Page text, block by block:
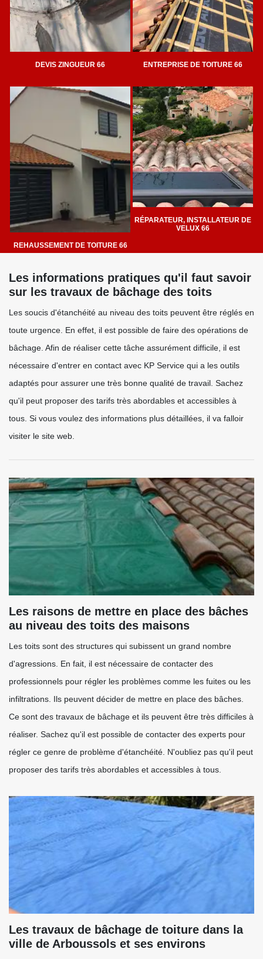
DEVIS ZINGUEUR 66 ENTREPRISE DE TOITURE 66
REHAUSSEMENT DE TOITURE 66
RÉPARATEUR, INSTALLATEUR DE
VELUX 66
Les informations pratiques qu'il faut savoir
sur les travaux de bâchage des toits
Les soucis d'étanchéité au niveau des toits peuvent être réglés en
toute urgence. En effet, il est possible de faire des opérations de
bâchage. Afin de réaliser cette tâche assurément difficile, il est
nécessaire d'entrer en contact avec KP Service qui a les outils
adaptés pour assurer une très bonne qualité de travail. Sachez
qu'il peut proposer des tarifs très abordables et accessibles à
tous. Si vous voulez des informations plus détaillées, il va falloir
visiter le site web.
Les raisons de mettre en place des bâches
au niveau des toits des maisons
Les toits sont des structures qui subissent un grand nombre
d'agressions. En fait, il est nécessaire de contacter des
professionnels pour régler les problèmes comme les fuites ou les
infiltrations. Ils peuvent décider de mettre en place des bâches.
Ce sont des travaux de bâchage et ils peuvent être très difficiles à
réaliser. Sachez qu'il est possible de contacter des experts pour
régler ce genre de problème d'étanchéité. N'oubliez pas qu'il peut
proposer des tarifs très abordables et accessibles à tous.
Les travaux de bâchage de toiture dans la
ville de Arboussols et ses environs